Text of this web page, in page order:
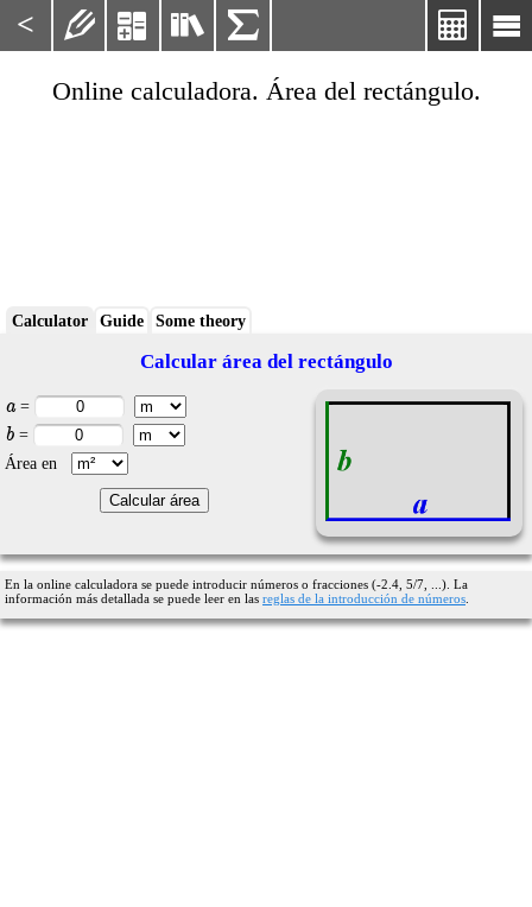
< 

   
Online calculadora. Área del rectángulo.
Calculator Guide Some theory
Calcular área del rectángulo
a=
b =
Área en
En la online calculadora se puede introducir números o fracciones (-2.4, 5/7, ...). La
información más detallada se puede leer en las reglas de la introducción de números.